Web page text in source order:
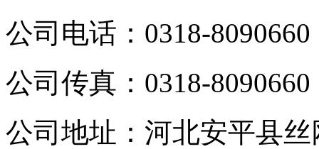
公司电话： 0318-8090660
公司传真： 0318-8090660
公司地址： 河北安平县